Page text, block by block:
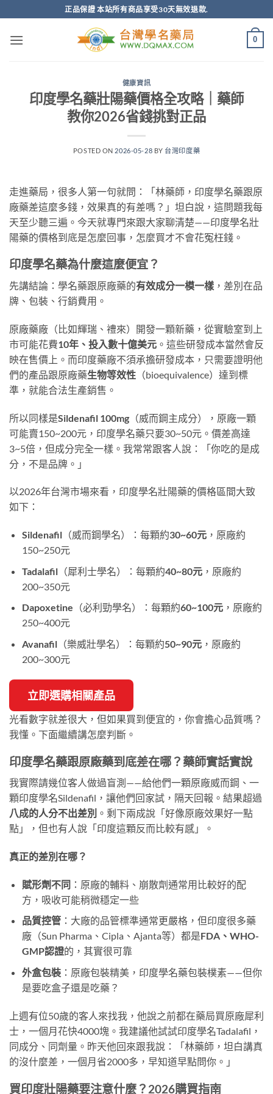
轉
正品保證 本站所有商品享受30天無效退款.
0
健康資訊
印度學名藥壯陽藥價格全攻略｜藥師
教你2026省錢挑對正品
POSTED ON 2026-05-28 BY 台灣印度藥
走進藥局，很多人第一句就問：「林藥師，印度學名藥跟原
廠藥差這麼多錢，效果真的有差嗎？」坦白說，這問題我每
天至少聽三遍。今天就專門來跟大家聊清楚——印度學名壯
陽藥的價格到底是怎麼回事，怎麼買才不會花冤枉錢。
印度學名藥為什麼這麼便宜？
先講結論：學名藥跟原廠藥的有效成分一模一樣 ，差別在品
牌、包裝、行銷費用。
原廠藥廠（比如輝瑞、禮來）開發一顆新藥，從實驗室到上
市可能花費10年、投入數十億美元 。這些研發成本當然會反
映在售價上。而印度藥廠不須承擔研發成本，只需要證明他
們的產品跟原廠藥生物等效性 （bioequivalence）達到標
準，就能合法生產銷售。
所以同樣是Sildenafil 100mg （威而鋼主成分），原廠一顆
可能賣150~200元，印度學名藥只要30~50元。價差高達
3~5倍，但成分完全一樣。我常常跟客人說：「你吃的是成
分，不是品牌。」
以2026年台灣市場來看，印度學名壯陽藥的價格區間大致
如下：
Sildenafil（威而鋼學名）：每顆約30~60元，原廠約
150~250元
Tadalafil（犀利士學名）：每顆約40~80元，原廠約
200~350元
Dapoxetine （必利勁學名）：每顆約60~100元，原廠約
250~400元
Avanafil（樂威壯學名）：每顆約50~90元，原廠約
200~300元
立即選購相關產品
光看數字就差很大，但如果買到便宜的，你會擔心品質嗎？
我懂。下面繼續講怎麼判斷。
印度學名藥跟原廠藥到底差在哪？藥師實話實說
我實際請幾位客人做過盲測——給他們一顆原廠威而鋼、一
顆印度學名Sildenafil，讓他們回家試，隔天回報。結果超過
八成的人分不出差別 。剩下兩成說「好像原廠效果好一點
點」，但也有人說「印度這顆反而比較有感」。
真正的差別在哪？
賦形劑不同 ：原廠的輔料、崩散劑通常用比較好的配
方，吸收可能稍微穩定一些
品質控管：大廠的品管標準通常更嚴格，但印度很多藥
廠（Sun Pharma、Cipla、Ajanta等）都是FDA、WHO-
GMP認證的，其實很可靠
外盒包裝：原廠包裝精美，印度學名藥包裝樸素——但你
是要吃盒子還是吃藥？
上週有位50歲的客人來找我，他說之前都在藥局買原廠犀利
士，一個月花快4000塊。我建議他試試印度學名Tadalafil，
同成分、同劑量。昨天他回來跟我說：「林藥師，坦白講真
的沒什麼差，一個月省2000多，早知道早點問你。」
買印度壯陽藥要注意什麼？2026購買指南